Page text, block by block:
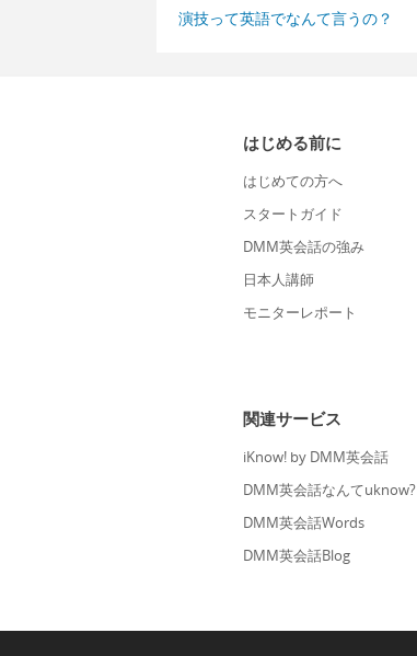
演技って英語でなんて言うの？
はじめる前に
はじめての方へ
スタートガイド
DMM英会話の強み
日本人講師
モニターレポート
関連サービス
iKnow! by DMM英会話
DMM英会話なんてuknow?
DMM英会話Words
DMM英会話Blog